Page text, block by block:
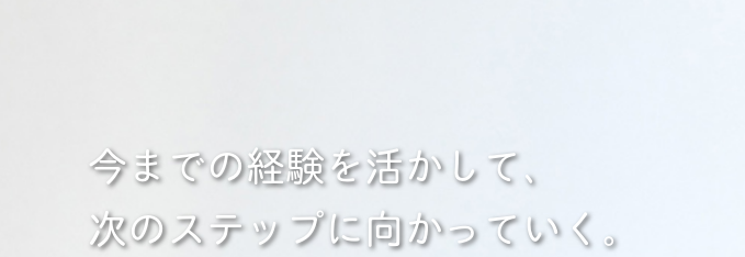
今までの経験を活かして、
次のステップに向かっていく。